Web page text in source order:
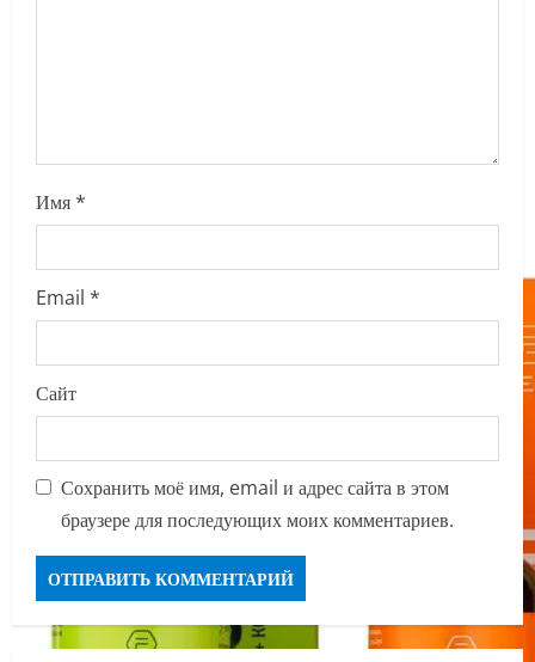
Имя*
Email *
Сайт
Сохранить моё имя, email и адрес сайта в этом
браузере для последующих моих комментариев.